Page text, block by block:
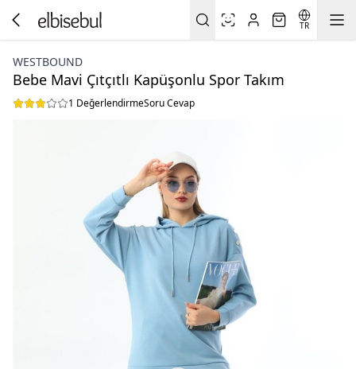
TR
WESTBOUND
Bebe Mavi Çıtçıtlı Kapüşonlu Spor Takım
1 DeğerlendirmeSoru Cevap